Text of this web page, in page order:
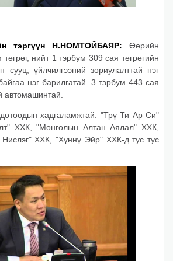
тэргүүн Н.НОМТОЙБАЯР: Өөрийн
нийт 1 тэрбум 309 сая төгрөгийн
сууц, үйлчилгээний зориулалттай нэг
нэг барилгатай. 3 тэрбум 443 сая
автомашинтай.
хадгаламжтай. "Трү Ти Ар Си"
ХХК, "Монголын Алтан Аялал" ХХК,
Нислэг" ХХК, "Хүннү Эйр" ХХК-д тус тус